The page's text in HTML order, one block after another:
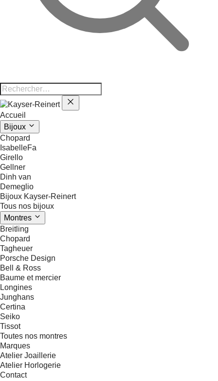
Accueil
Bijoux
Chopard
IsabelleFa
Girello
Gellner
Dinh van
Demeglio
Bijoux Kayser-Reinert
Tous nos bijoux
Montres
Breitling
Chopard
Tagheuer
Porsche Design
Bell & Ross
Baume et mercier
Longines
Junghans
Certina
Seiko
Tissot
Toutes nos montres
Marques
Atelier Joaillerie
Atelier Horlogerie
Contact